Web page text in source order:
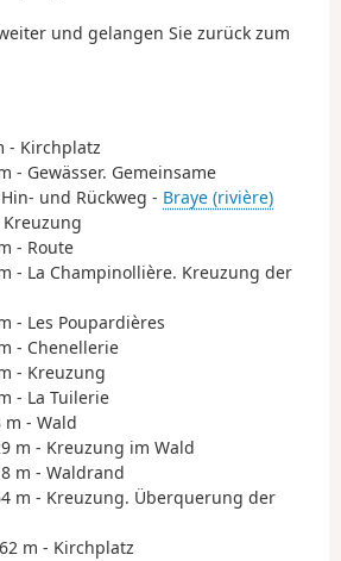
und gelangen Sie zurück zum
- Kirchplatz
- Gewässer. Gemeinsame
und Rückweg - Braye (rivière)
- Route
- La Champinollière. Kreuzung der
- Les Poupardières
- Chenellerie
- Kreuzung
- La Tuilerie
m - Wald
m - Kreuzung im Wald
m - Waldrand
m - Kreuzung. Überquerung der
m - Kirchplatz